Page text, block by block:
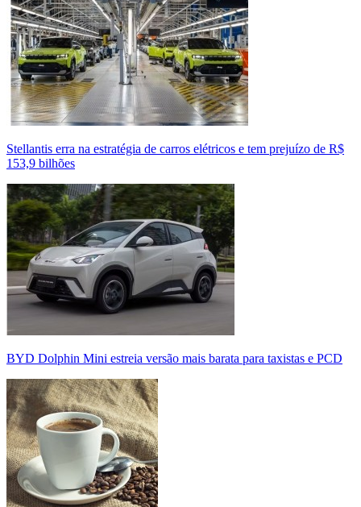
Stellantis erra na estratégia de carros elétricos e tem prejuízo de R$
153,9 bilhões
BYD Dolphin Mini estreia versão mais barata para taxistas e PCD